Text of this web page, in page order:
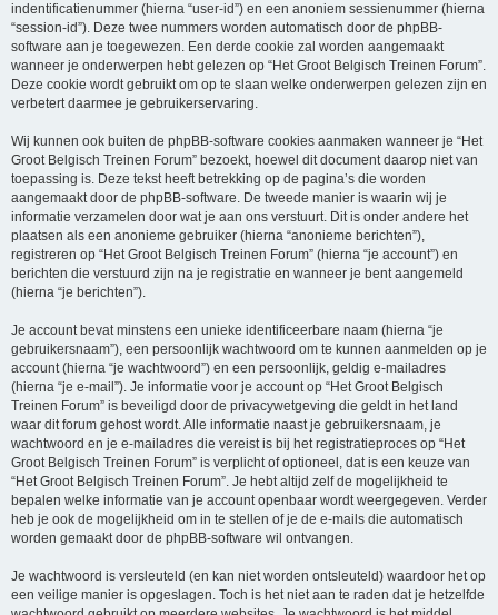
indentificatienummer (hierna “user-id”) en een anoniem sessienummer (hierna
“session-id”). Deze twee nummers worden automatisch door de phpBB-
software aan je toegewezen. Een derde cookie zal worden aangemaakt
wanneer je onderwerpen hebt gelezen op “Het Groot Belgisch Treinen Forum”.
Deze cookie wordt gebruikt om op te slaan welke onderwerpen gelezen zijn en
verbetert daarmee je gebruikerservaring.
Wij kunnen ook buiten de phpBB-software cookies aanmaken wanneer je “Het
Groot Belgisch Treinen Forum” bezoekt, hoewel dit document daarop niet van
toepassing is. Deze tekst heeft betrekking op de pagina’s die worden
aangemaakt door de phpBB-software. De tweede manier is waarin wij je
informatie verzamelen door wat je aan ons verstuurt. Dit is onder andere het
plaatsen als een anonieme gebruiker (hierna “anonieme berichten”),
registreren op “Het Groot Belgisch Treinen Forum” (hierna “je account”) en
berichten die verstuurd zijn na je registratie en wanneer je bent aangemeld
(hierna “je berichten”).
Je account bevat minstens een unieke identificeerbare naam (hierna “je
gebruikersnaam”), een persoonlijk wachtwoord om te kunnen aanmelden op je
account (hierna “je wachtwoord”) en een persoonlijk, geldig e-mailadres
(hierna “je e-mail”). Je informatie voor je account op “Het Groot Belgisch
Treinen Forum” is beveiligd door de privacywetgeving die geldt in het land
waar dit forum gehost wordt. Alle informatie naast je gebruikersnaam, je
wachtwoord en je e-mailadres die vereist is bij het registratieproces op “Het
Groot Belgisch Treinen Forum” is verplicht of optioneel, dat is een keuze van
“Het Groot Belgisch Treinen Forum”. Je hebt altijd zelf de mogelijkheid te
bepalen welke informatie van je account openbaar wordt weergegeven. Verder
heb je ook de mogelijkheid om in te stellen of je de e-mails die automatisch
worden gemaakt door de phpBB-software wil ontvangen.
Je wachtwoord is versleuteld (en kan niet worden ontsleuteld) waardoor het op
een veilige manier is opgeslagen. Toch is het niet aan te raden dat je hetzelfde